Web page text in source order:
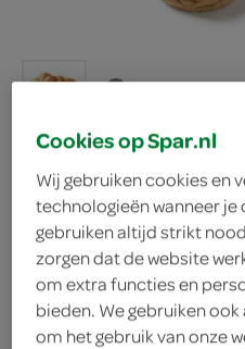
zachte
Ambachtelijke Bakker
Cookies op Spar.nl
Wij gebruiken cookies en
technologieën wanneer je
gebruiken altijd strikt
zorgen dat de website
om extra functies en
bieden. We gebruiken
om het gebruik van onze